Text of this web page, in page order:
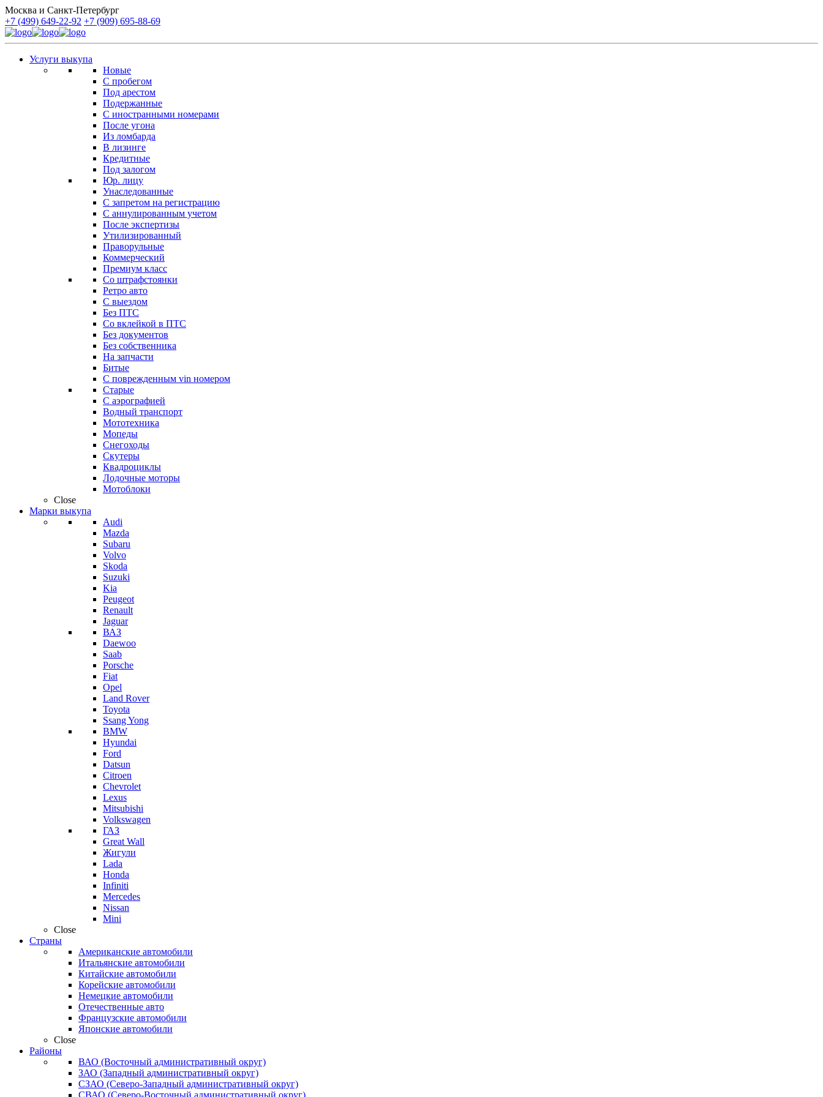
Москва и Санкт-Петербург
+7 (499) 649-22-92 +7 (909) 695-88-69
Услуги выкупа
Новые
С пробегом
Под арестом
Подержанные
С иностранными номерами
После угона
Из ломбарда
В лизинге
Кредитные
Под залогом
Юр. лицу
Унаследованные
С запретом на регистрацию
С аннулированным учетом
После экспертизы
Утилизированный
Праворульные
Коммерческий
Премиум класс
Со штрафстоянки
Ретро авто
С выездом
Без ПТС
Со вклейкой в ПТС
Без документов
Без собственника
На запчасти
Битые
С поврежденным vin номером
Старые
С аэрографией
Водный транспорт
Мототехника
Мопеды
Снегоходы
Скутеры
Квадроциклы
Лодочные моторы
Мотоблоки
Close
Марки выкупа
Audi
Mazda
Subaru
Volvo
Skoda
Suzuki
Kia
Peugeot
Renault
Jaguar
ВАЗ
Daewoo
Saab
Porsche
Fiat
Opel
Land Rover
Toyota
Ssang Yong
BMW
Hyundai
Ford
Datsun
Citroen
Chevrolet
Lexus
Mitsubishi
Volkswagen
ГАЗ
Great Wall
Жигули
Lada
Honda
Infiniti
Mercedes
Nissan
Mini
Close
Страны
Американские автомобили
Итальянские автомобили
Китайские автомобили
Корейские автомобили
Немецкие автомобили
Отечественные авто
Французские автомобили
Японские автомобили
Close
Районы
ВАО (Восточный административный округ)
ЗАО (Западный административный округ)
СЗАО (Северо-Западный административный округ)
СВАО (Северо-Восточный административный округ)